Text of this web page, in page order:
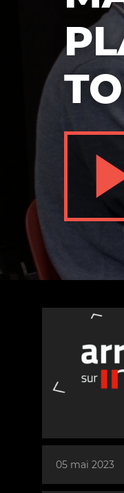
Nos
05 mai 2023